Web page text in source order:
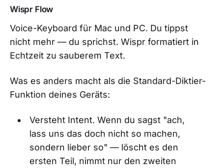
Wispr Flow
Voice-Keyboard für Mac und PC. Du tippst
nicht mehr — du sprichst. Wispr formatiert in
Echtzeit zu sauberem Text.
Was es anders macht als die Standard-Diktier-
Funktion deines Geräts:
Versteht Intent. Wenn du sagst "ach,
lass uns das doch nicht so machen,
sondern lieber so" — löscht es den
ersten Teil, nimmt nur den zweiten